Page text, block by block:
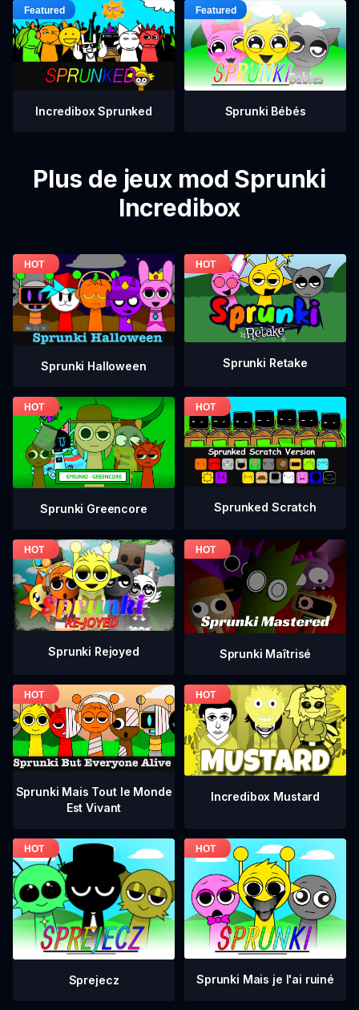
Incredibox Sprunked Sprunki Bébés
Plus de jeux mod Sprunki
Incredibox
Sprunki Halloween Sprunki Retake
Sprunki Greencore Sprunked Scratch
Sprunki Rejoyed Sprunki Maîtrisé
Sprunki Mais Tout le Monde
Est Vivant
Incredibox Mustard
Sprejecz Sprunki Mais je l'ai ruiné